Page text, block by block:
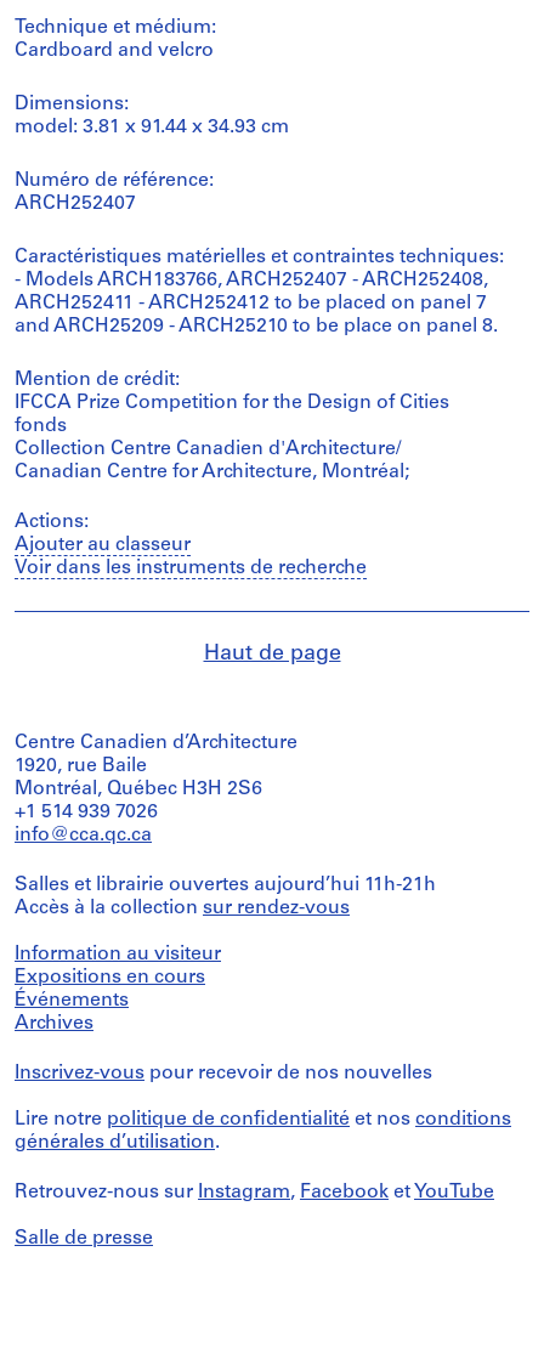
Technique et médium:
Cardboard and velcro
Dimensions:
model: 3.81 x 91.44 x 34.93 cm
Numéro de référence:
ARCH252407
Caractéristiques matérielles et contraintes techniques:
- Models ARCH183766, ARCH252407 - ARCH252408,
ARCH252411 - ARCH252412 to be placed on panel 7
and ARCH25209 - ARCH25210 to be place on panel 8.
Mention de crédit:
IFCCA Prize Competition for the Design of Cities
fonds
Collection Centre Canadien d'Architecture/
Canadian Centre for Architecture, Montréal;
Actions:
Ajouter au classeur
Voir dans les instruments de recherche
Haut de page
Centre Canadien d’Architecture
1920, rue Baile
Montréal, Québec H3H 2S6
+1 514 939 7026
info@cca.qc.ca
Salles et librairie ouvertes aujourd’hui 11h-21h
Accès à la collection sur rendez-vous
Information au visiteur
Expositions en cours
Événements
Archives
Inscrivez-vous pour recevoir de nos nouvelles
Lire notre politique de confidentialité et nos conditions
générales d’utilisation.
Retrouvez-nous sur Instagram, Facebook et YouTube
Salle de presse